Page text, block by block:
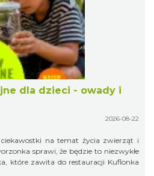
dla dzieci - owady i
2026-08-22
na temat życia zwierząt i
sprawi, że będzie to niezwykłe
które zawita do restauracji Kuflonka